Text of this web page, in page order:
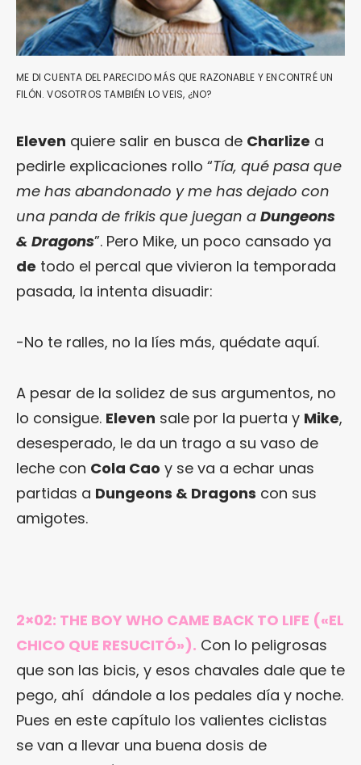
ME DI CUENTA DEL PARECIDO MÁS QUE RAZONABLE Y ENCONTRÉ UN
FILÓN. VOSOTROS TAMBIÉN LO VEIS, ¿NO?
Eleven quiere salir en busca de Charlize a
pedirle explicaciones rollo “Tía, qué pasa que
me has abandonado y me has dejado con
una panda de frikis que juegan a Dungeons
& Dragons”. Pero Mike, un poco cansado ya
de todo el percal que vivieron la temporada
pasada, la intenta disuadir:
-No te ralles, no la líes más, quédate aquí.
A pesar de la solidez de sus argumentos, no
lo consigue. Eleven sale por la puerta y Mike,
desesperado, le da un trago a su vaso de
leche con Cola Cao y se va a echar unas
partidas a Dungeons & Dragons con sus
amigotes.
2×02: THE BOY WHO CAME BACK TO LIFE («EL
CHICO QUE RESUCITÓ»). Con lo peligrosas
que son las bicis, y esos chavales dale que te
pego, ahí dándole a los pedales día y noche.
Pues en este capítulo los valientes ciclistas
se van a llevar una buena dosis de